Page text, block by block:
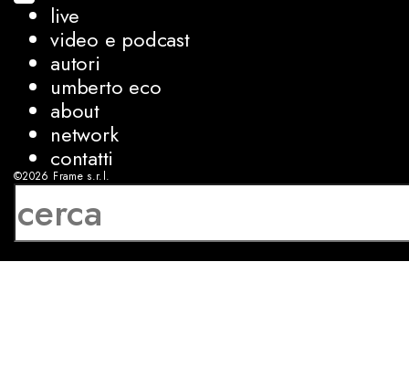
live
video e podcast
autori
umberto eco
about
network
contatti
©2026 Frame s.r.l.
P.IVA 08927250962
sviluppo:Luca Bunino